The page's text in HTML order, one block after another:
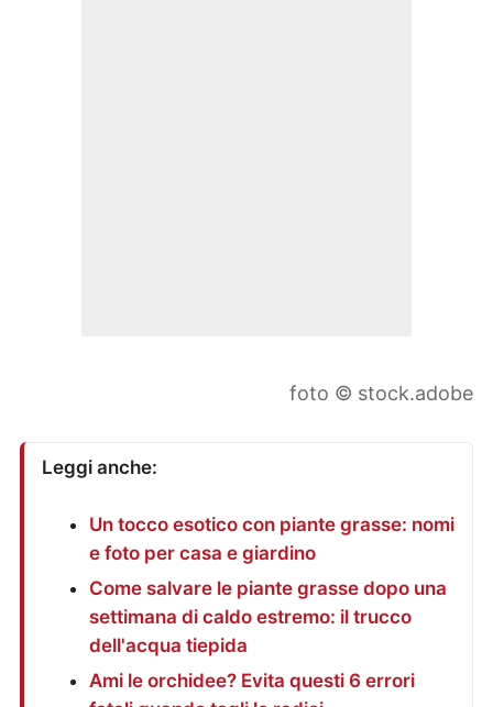
foto © stock.adobe
Leggi anche:
Un tocco esotico con piante grasse: nomi
e foto per casa e giardino
Come salvare le piante grasse dopo una
settimana di caldo estremo: il trucco
dell'acqua tiepida
Ami le orchidee? Evita questi 6 errori